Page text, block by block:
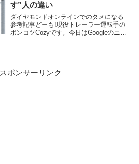
す”人の違い
ダイヤモンドオンラインでのタメになる
参考記事どーも!現役トレーラー運転手の
ポンコツCozyです。今日はGoogleのニュ
スポンサーリンク